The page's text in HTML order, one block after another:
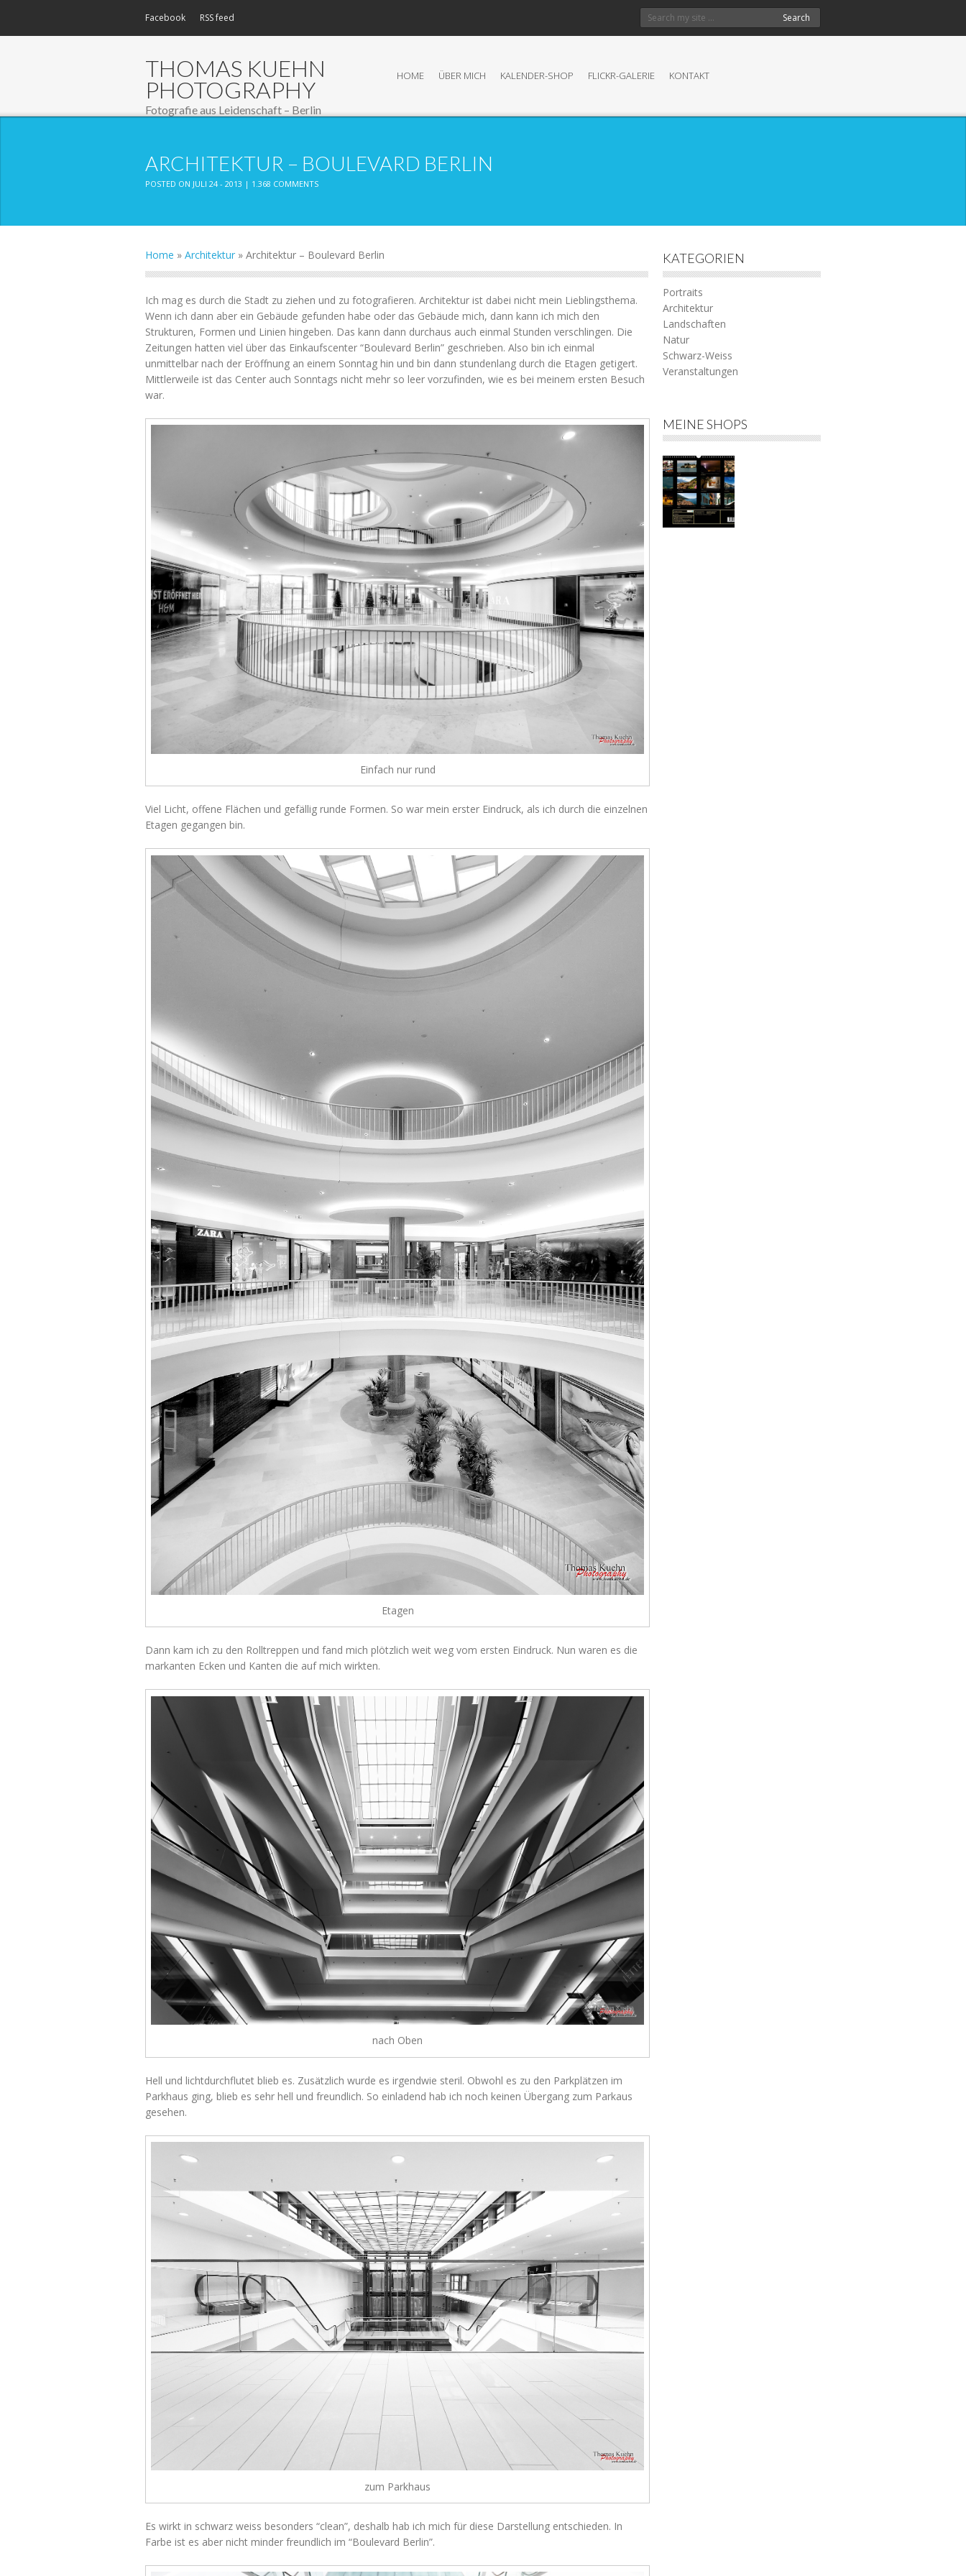
Facebook RSS feed Search
THOMAS KUEHN
PHOTOGRAPHY
Fotografie aus Leidenschaft – Berlin
HOME ÜBER MICH KALENDER-SHOP FLICKR-GALERIE KONTAKT
ARCHITEKTUR – BOULEVARD BERLIN
POSTED ON JULI 24 - 2013 | 1.368 COMMENTS
Home » Architektur » Architektur – Boulevard Berlin
Ich mag es durch die Stadt zu ziehen und zu fotografieren. Architektur ist dabei nicht mein Lieblingsthema.
Wenn ich dann aber ein Gebäude gefunden habe oder das Gebäude mich, dann kann ich mich den
Strukturen, Formen und Linien hingeben. Das kann dann durchaus auch einmal Stunden verschlingen. Die
Zeitungen hatten viel über das Einkaufscenter “Boulevard Berlin” geschrieben. Also bin ich einmal
unmittelbar nach der Eröffnung an einem Sonntag hin und bin dann stundenlang durch die Etagen getigert.
Mittlerweile ist das Center auch Sonntags nicht mehr so leer vorzufinden, wie es bei meinem ersten Besuch
war.
Einfach nur rund
Viel Licht, offene Flächen und gefällig runde Formen. So war mein erster Eindruck, als ich durch die einzelnen
Etagen gegangen bin.
Etagen
Dann kam ich zu den Rolltreppen und fand mich plötzlich weit weg vom ersten Eindruck. Nun waren es die
markanten Ecken und Kanten die auf mich wirkten.
nach Oben
Hell und lichtdurchflutet blieb es. Zusätzlich wurde es irgendwie steril. Obwohl es zu den Parkplätzen im
Parkhaus ging, blieb es sehr hell und freundlich. So einladend hab ich noch keinen Übergang zum Parkaus
gesehen.
zum Parkhaus
Es wirkt in schwarz weiss besonders “clean”, deshalb hab ich mich für diese Darstellung entschieden. In
Farbe ist es aber nicht minder freundlich im “Boulevard Berlin”.
KATEGORIEN
Portraits
Architektur
Landschaften
Natur
Schwarz-Weiss
Veranstaltungen
MEINE SHOPS